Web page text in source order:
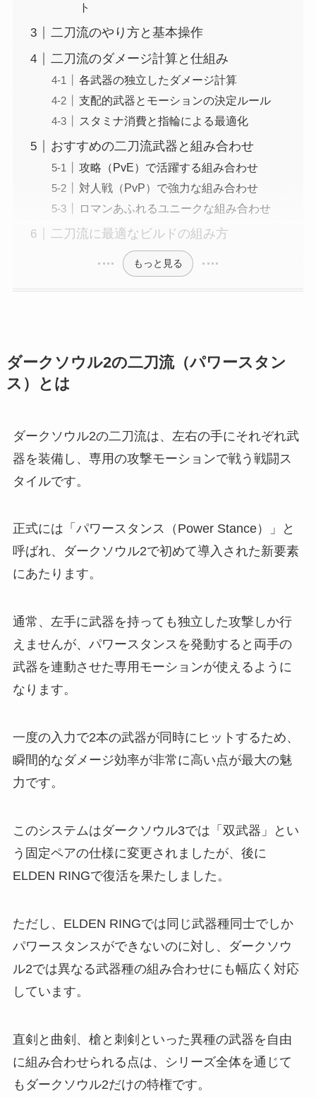
ト
二刀流のやり方と基本操作
二刀流のダメージ計算と仕組み
各武器の独立したダメージ計算
支配的武器とモーションの決定ルール
スタミナ消費と指輪による最適化
おすすめの二刀流武器と組み合わせ
攻略（PvE）で活躍する組み合わせ
対人戦（PvP）で強力な組み合わせ
ロマンあふれるユニークな組み合わせ
二刀流に最適なビルドの組み方
もっと見る
ダークソウル2の二刀流（パワースタン
ス）とは
ダークソウル2の二刀流は、左右の手にそれぞれ武
器を装備し、専用の攻撃モーションで戦う戦闘ス
タイルです。
正式には「パワースタンス（Power Stance）」と
呼ばれ、ダークソウル2で初めて導入された新要素
にあたります。
通常、左手に武器を持っても独立した攻撃しか行
えませんが、パワースタンスを発動すると両手の
武器を連動させた専用モーションが使えるように
なります。
一度の入力で2本の武器が同時にヒットするため、
瞬間的なダメージ効率が非常に高い点が最大の魅
力です。
このシステムはダークソウル3では「双武器」とい
う固定ペアの仕様に変更されましたが、後に
ELDEN RINGで復活を果たしました。
ただし、ELDEN RINGでは同じ武器種同士でしか
パワースタンスができないのに対し、ダークソウ
ル2では異なる武器種の組み合わせにも幅広く対応
しています。
直剣と曲剣、槍と刺剣といった異種の武器を自由
に組み合わせられる点は、シリーズ全体を通じて
もダークソウル2だけの特権です。